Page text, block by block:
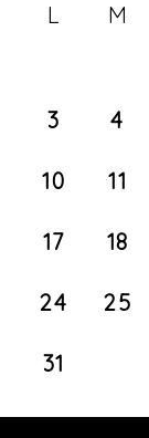
L M
3 4
10 11
17 18
24 25
31